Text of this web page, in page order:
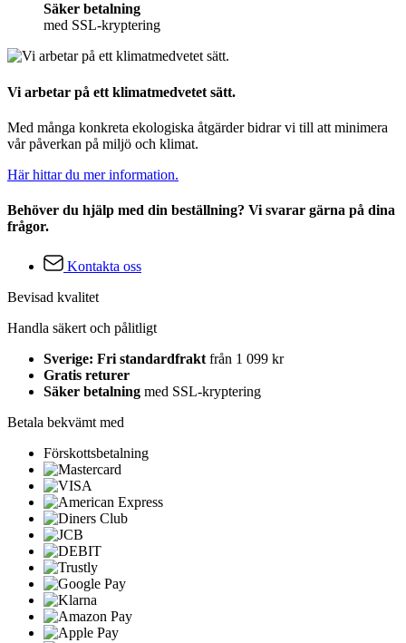
Säker betalning
med SSL-kryptering
Vi arbetar på ett klimatmedvetet sätt.
Med många konkreta ekologiska åtgärder bidrar vi till att minimera
vår påverkan på miljö och klimat.
Här hittar du mer information.
Behöver du hjälp med din beställning? Vi svarar gärna på dina
frågor.
Kontakta oss
Bevisad kvalitet
Handla säkert och pålitligt
Sverige: Fri standardfrakt från 1 099 kr
Gratis returer
Säker betalning med SSL-kryptering
Betala bekvämt med
Förskottsbetalning